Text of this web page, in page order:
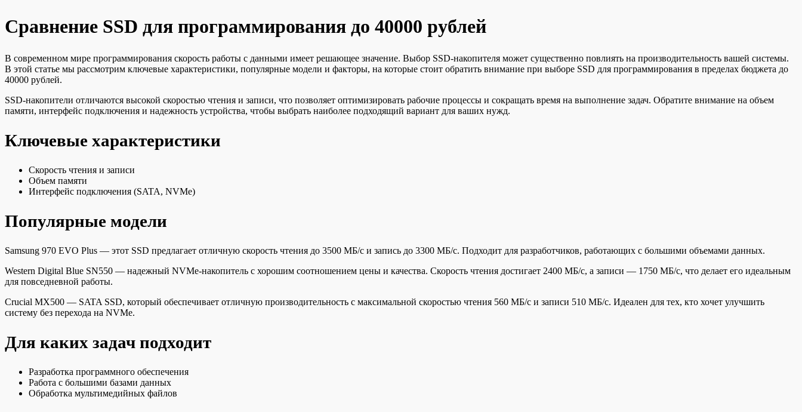
Сравнение SSD для программирования до 40000 рублей
В современном мире программирования скорость работы с данными имеет решающее значение. Выбор SSD-накопителя может существенно повлиять на производительность вашей системы.
В этой статье мы рассмотрим ключевые характеристики, популярные модели и факторы, на которые стоит обратить внимание при выборе SSD для программирования в пределах бюджета до
40000 рублей.
SSD-накопители отличаются высокой скоростью чтения и записи, что позволяет оптимизировать рабочие процессы и сокращать время на выполнение задач. Обратите внимание на объем
памяти, интерфейс подключения и надежность устройства, чтобы выбрать наиболее подходящий вариант для ваших нужд.
Ключевые характеристики
Скорость чтения и записи
Объем памяти
Интерфейс подключения (SATA, NVMe)
Популярные модели
Samsung 970 EVO Plus — этот SSD предлагает отличную скорость чтения до 3500 МБ/с и запись до 3300 МБ/с. Подходит для разработчиков, работающих с большими объемами данных.
Western Digital Blue SN550 — надежный NVMe-накопитель с хорошим соотношением цены и качества. Скорость чтения достигает 2400 МБ/с, а записи — 1750 МБ/с, что делает его идеальным
для повседневной работы.
Crucial MX500 — SATA SSD, который обеспечивает отличную производительность с максимальной скоростью чтения 560 МБ/с и записи 510 МБ/с. Идеален для тех, кто хочет улучшить
систему без перехода на NVMe.
Для каких задач подходит
Разработка программного обеспечения
Работа с большими базами данных
Обработка мультимедийных файлов